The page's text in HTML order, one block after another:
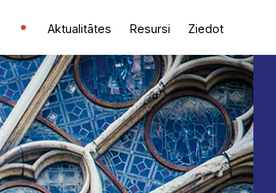
Aktualitātes Resursi Ziedot